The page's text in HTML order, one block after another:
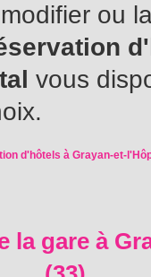
ou
vous
d'hôtels à Grayan-et-
la gare à